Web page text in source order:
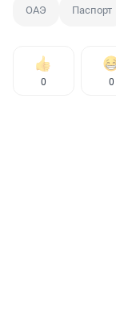
ОАЭ Паспорт
0 0